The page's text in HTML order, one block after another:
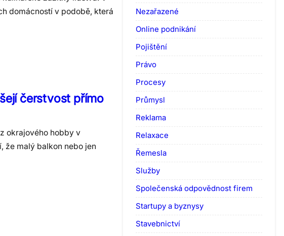
domácností v podobě, která
čerstvost přímo
okrajového hobby v
že malý balkon nebo jen
Nezařazené
Online podnikání
Pojištění
Právo
Procesy
Průmysl
Reklama
Relaxace
Řemesla
Služby
Společenská odpovědnost firem
Startupy a byznysy
Stavebnictví